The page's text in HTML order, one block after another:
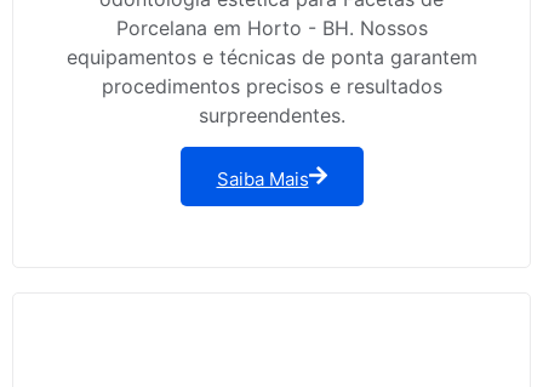
Porcelana em Horto - BH. Nossos
equipamentos e técnicas de ponta garantem
procedimentos precisos e resultados
surpreendentes.
Saiba Mais